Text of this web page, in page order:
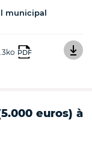
municipal
PDF
euros) à